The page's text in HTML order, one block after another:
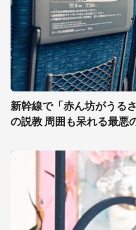
新幹線で「赤ん坊がうる
の説教 周囲も呆れる最悪